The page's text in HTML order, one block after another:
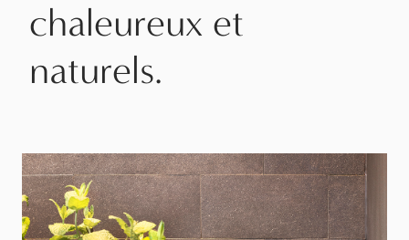
chaleureux et
naturels.